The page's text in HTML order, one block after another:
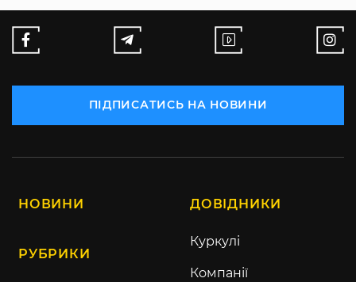
ПІДПИСАТИСЬ НА НОВИНИ
НОВИНИ
РУБРИКИ
ДОВІДНИКИ
Куркулі
Компанії